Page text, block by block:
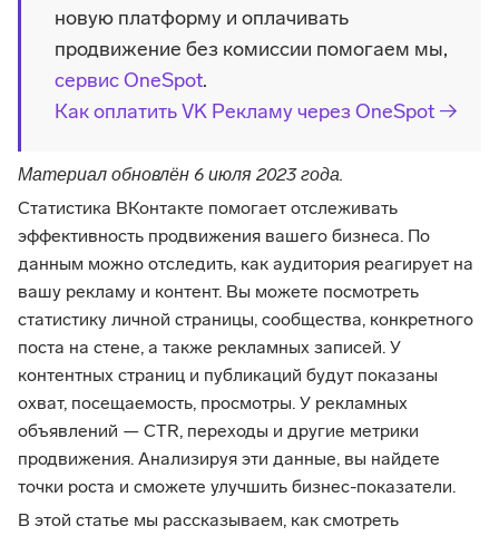
новую платформу и оплачивать
продвижение без комиссии помогаем мы,
сервис OneSpot.
Как оплатить VK Рекламу через OneSpot →
Материал обновлён 6 июля 2023 года.
Статистика ВКонтакте помогает отслеживать
эффективность продвижения вашего бизнеса. По
данным можно отследить, как аудитория реагирует на
вашу рекламу и контент. Вы можете посмотреть
статистику личной страницы, сообщества, конкретного
поста на стене, а также рекламных записей. У
контентных страниц и публикаций будут показаны
охват, посещаемость, просмотры. У рекламных
объявлений — CTR, переходы и другие метрики
продвижения. Анализируя эти данные, вы найдете
точки роста и сможете улучшить бизнес-показатели.
В этой статье мы рассказываем, как смотреть